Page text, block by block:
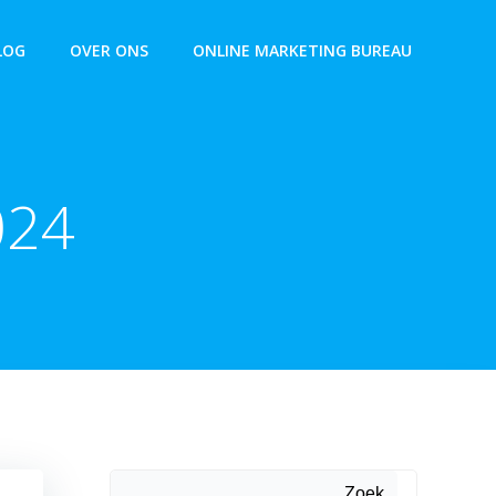
OVER ONS ONLINE MARKETING BUREAU